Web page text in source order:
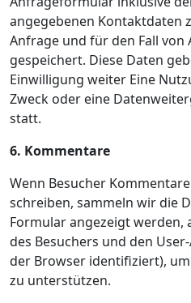
angegebenen Kontaktdaten
Anfrage und für den Fall von
gespeichert. Diese Daten
Einwilligung weiter Eine
Zweck oder eine
statt.
6. Kommentare
Wenn Besucher
schreiben, sammeln wir die
Formular angezeigt werden,
des Besuchers und den
der Browser identifiziert),
zu unterstützen.